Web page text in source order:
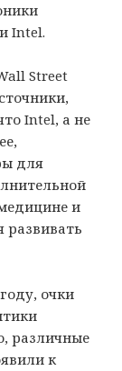
Intel.
Street
Intel, а не
для
и
развивать
очки
различные
к